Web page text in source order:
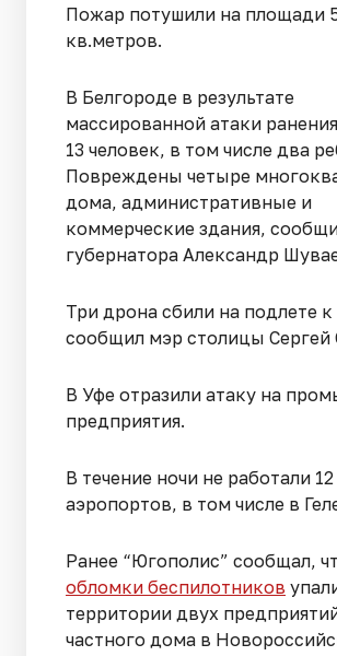
Пожар потушили на площади
кв.метров.
В Белгороде в результате
массированной атаки
13 человек, в том числе два
Повреждены четыре
дома, административные и
коммерческие здания,
губернатора Александр
Три дрона сбили на подлете
сообщил мэр столицы Сергей
В Уфе отразили атаку на
предприятия.
В течение ночи не работали 12
аэропортов, в том числе в
Ранее “Югополис” сообщал,
обломки беспилотников
территории двух
частного дома в